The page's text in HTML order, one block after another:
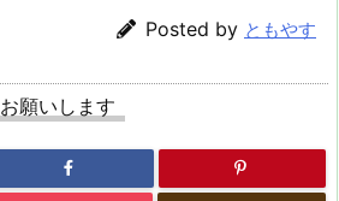
Posted by ともやす
願いします